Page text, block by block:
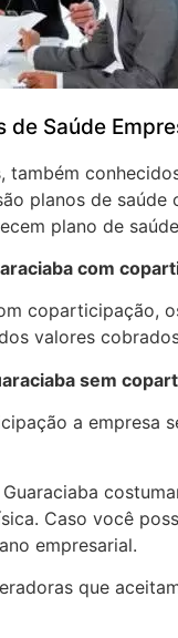
de Saúde
também
planos de saúde
plano de
com
coparticipação,
valores
sem
a empresa
Caso você
empresarial.
que